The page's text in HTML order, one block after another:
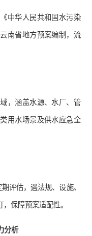
中华人民共和国水污染
南省地方预案编制，流
，涵盖水源、水厂、管
用水场景及供水应急全
评估，遇法规、设施、
保障预案适配性。
分析